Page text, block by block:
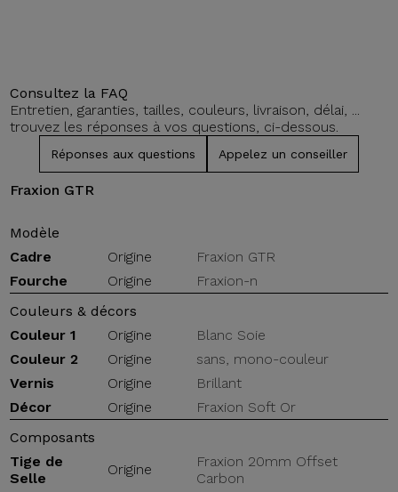
Consultez la FAQ
Entretien, garanties, tailles, couleurs, livraison, délai, ...
trouvez les réponses à vos questions, ci-dessous.
Réponses aux questions Appelez un conseiller
Fraxion GTR
Modèle
Cadre
Origine
Fraxion GTR
Fourche
Origine
Fraxion-n
Couleurs & décors
Couleur 1
Origine
Blanc Soie
Couleur 2
Origine
sans, mono-couleur
Vernis
Origine
Brillant
Décor
Origine
Fraxion Soft Or
Composants
Tige de
Selle
Origine
Fraxion 20mm Offset
Carbon